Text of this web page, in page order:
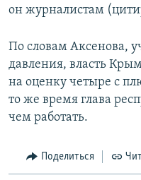
он журналистам
По словам Аксенова,
давления, власть
на оценку четыре с
то же время глава
чем работать.
Поделиться